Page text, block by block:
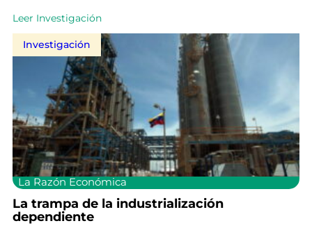
Leer Investigación
Investigación
La Razón Económica
La trampa de la industrialización
dependiente